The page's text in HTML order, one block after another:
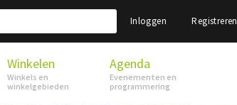
Inloggen Registreren
Winkelen
Winkels en
winkelgebieden
Agenda
Evenementen en
programmering